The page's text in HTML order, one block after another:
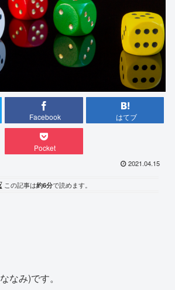
Facebook はてブ
Pocket
2021.04.15
この記事は約6分で読めます。
なみ)です。